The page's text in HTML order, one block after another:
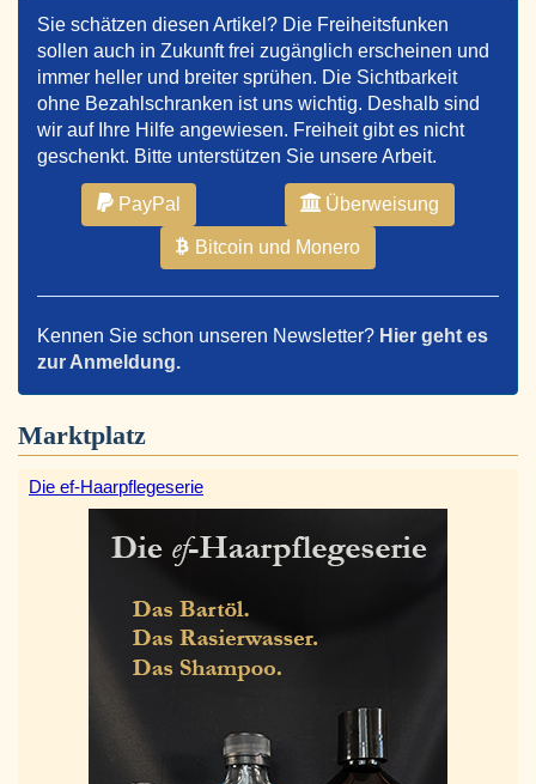
Sie schätzen diesen Artikel? Die Freiheitsfunken
sollen auch in Zukunft frei zugänglich erscheinen und
immer heller und breiter sprühen. Die Sichtbarkeit
ohne Bezahlschranken ist uns wichtig. Deshalb sind
wir auf Ihre Hilfe angewiesen. Freiheit gibt es nicht
geschenkt. Bitte unterstützen Sie unsere Arbeit.
PayPal Überweisung
Bitcoin und Monero
Kennen Sie schon unseren Newsletter? Hier geht es
zur Anmeldung.
Marktplatz
Die ef-Haarpflegeserie